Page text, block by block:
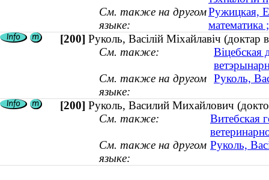
См. также на другом
языке:
Ружицкая,
математика
[200] Руколь, Васілій Міхайлавіч
См. также:
Віцебская
См. также на другом
языке:
Руколь,
[200] Руколь, Василий Михайлович
См. также:
Витебская
См. также на другом
языке:
Руколь,